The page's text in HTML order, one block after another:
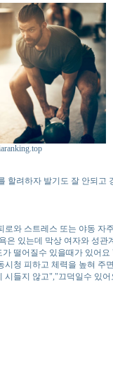
할려하자 발기도 잘 안되고
와 스트레스 또는 야동 자
있는데 막상 여자와 성관
떨어질수 있을때가 있어
청 피하고 체력을 높혀 주
시들지 않고","끄덕일수 있어